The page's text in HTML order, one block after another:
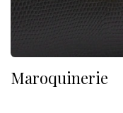
Maroquinerie